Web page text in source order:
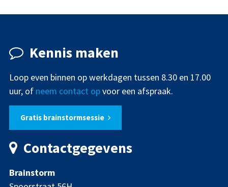
Kennis maken
Loop even binnen op werkdagen tussen 8.30 en 17.00
uur, of neem contact opvoor een afspraak.
Gratis brainstormsessie
Contactgegevens
Brainstorm